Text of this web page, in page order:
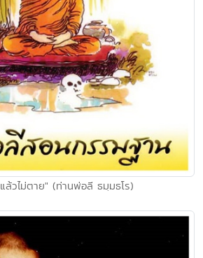
ล้วไม่ตาย" (ท่านพ่อลี ธมฺมธโร)